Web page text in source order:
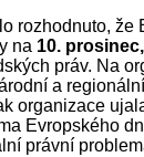
rozhodnuto, že
na 10. prosinec,
práv. Na
a
organizace
Evropského
právní